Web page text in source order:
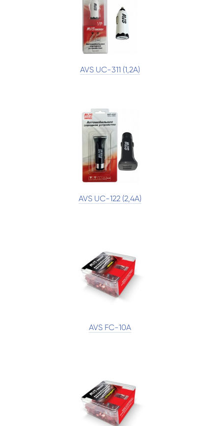
AVS UC-311 (1,2А)
AVS UC-122 (2,4А)
AVS FC-10A